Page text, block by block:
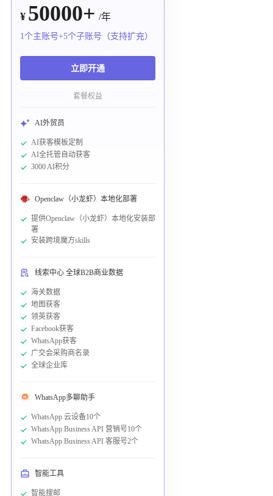
¥ 50000+ /年
1个主账号+5个子账号（支持扩充）
立即开通
套餐权益
AI外贸员
AI获客模板定制
AI全托管自动获客
3000 AI积分
Openclaw（小龙虾）本地化部署
提供Openclaw（小龙虾）本地化安装部
署
安装跨境魔方skills
线索中心 全球B2B商业数据
海关数据
地图获客
领英获客
Facebook获客
WhatsApp获客
广交会采购商名录
全球企业库
WhatsApp多聊助手
WhatsApp 云设备10个
WhatsApp Business API 营销号10个
WhatsApp Business API 客服号2个
智能工具
智能搜邮